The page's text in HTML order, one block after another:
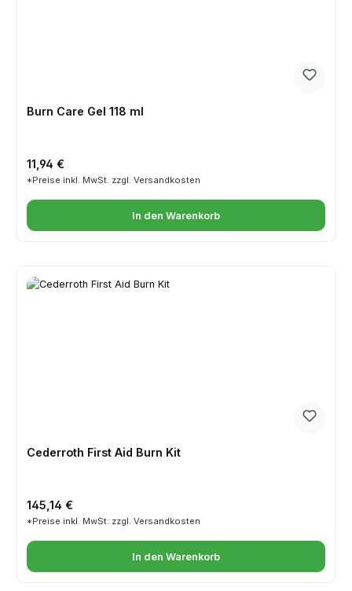
Burn Care Gel 118 ml
Regulärer Preis:
11,94 €
*Preise inkl. MwSt. zzgl. Versandkosten
In den Warenkorb
Cederroth First Aid Burn Kit
Regulärer Preis:
145,14 €
*Preise inkl. MwSt. zzgl. Versandkosten
In den Warenkorb